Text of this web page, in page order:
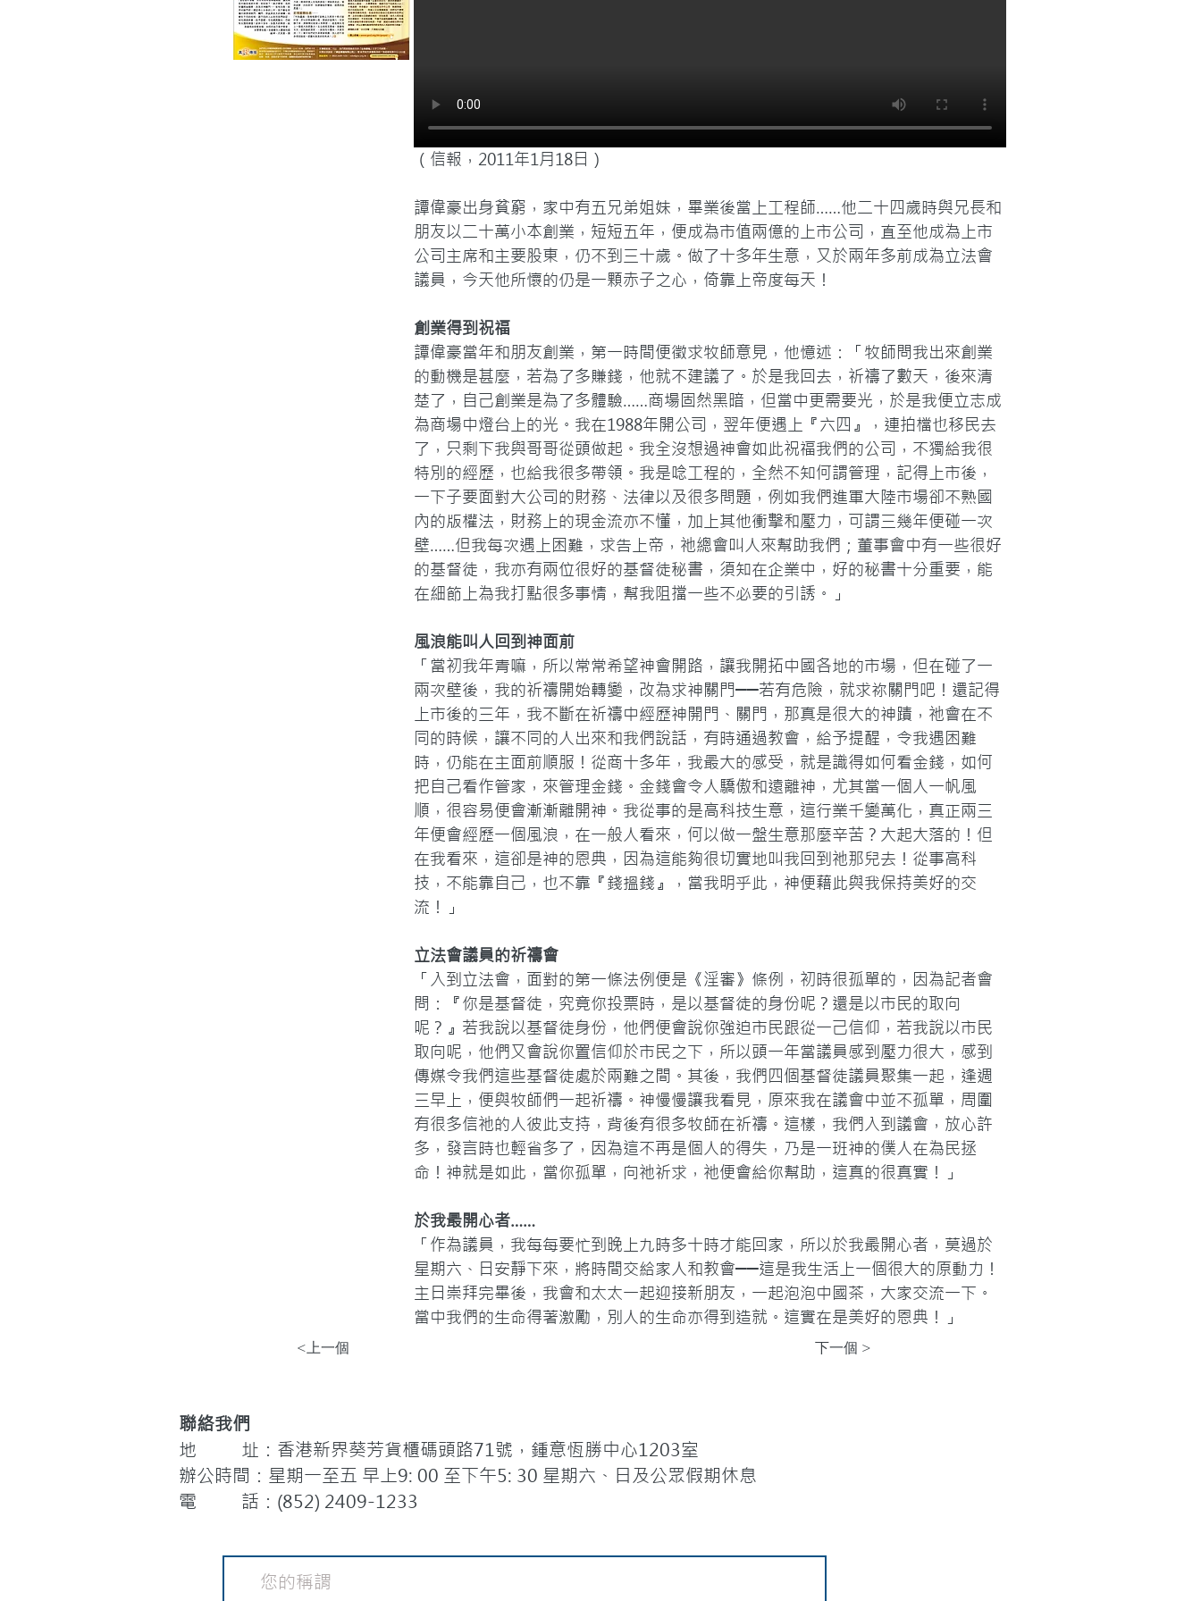
（信報，2011年1月18日）
譚偉豪出身貧窮，家中有五兄弟姐妹，畢業後當上工程師……他二十四歲時與兄長和
朋友以二十萬小本創業，短短五年，便成為市值兩億的上市公司，直至他成為上市
公司主席和主要股東，仍不到三十歲。做了十多年生意，又於兩年多前成為立法會
議員，今天他所懷的仍是一顆赤子之心，倚靠上帝度每天！
創業得到祝福
譚偉豪當年和朋友創業，第一時間便徵求牧師意見，他憶述：「牧師問我出來創業
的動機是甚麼，若為了多賺錢，他就不建議了。於是我回去，祈禱了數天，後來清
楚了，自己創業是為了多體驗……商場固然黑暗，但當中更需要光，於是我便立志成
為商場中燈台上的光。我在1988年開公司，翌年便遇上『六四』，連拍檔也移民去
了，只剩下我與哥哥從頭做起。我全沒想過神會如此祝福我們的公司，不獨給我很
特別的經歷，也給我很多帶領。我是唸工程的，全然不知何謂管理，記得上市後，
一下子要面對大公司的財務、法律以及很多問題，例如我們進軍大陸市場卻不熟國
內的版權法，財務上的現金流亦不懂，加上其他衝擊和壓力，可謂三幾年便碰一次
壁……但我每次遇上困難，求告上帝，祂總會叫人來幫助我們；董事會中有一些很好
的基督徒，我亦有兩位很好的基督徒秘書，須知在企業中，好的秘書十分重要，能
在細節上為我打點很多事情，幫我阻擋一些不必要的引誘。」
風浪能叫人回到神面前
「當初我年青嘛，所以常常希望神會開路，讓我開拓中國各地的市場，但在碰了一
兩次壁後，我的祈禱開始轉變，改為求神關門──若有危險，就求祢關門吧！還記得
上市後的三年，我不斷在祈禱中經歷神開門、關門，那真是很大的神蹟，祂會在不
同的時候，讓不同的人出來和我們說話，有時通過教會，給予提醒，令我遇困難
時，仍能在主面前順服！從商十多年，我最大的感受，就是識得如何看金錢，如何
把自己看作管家，來管理金錢。金錢會令人驕傲和遠離神，尤其當一個人一帆風
順，很容易便會漸漸離開神。我從事的是高科技生意，這行業千變萬化，真正兩三
年便會經歷一個風浪，在一般人看來，何以做一盤生意那麼辛苦？大起大落的！但
在我看來，這卻是神的恩典，因為這能夠很切實地叫我回到祂那兒去！從事高科
技，不能靠自己，也不靠『錢搵錢』，當我明乎此，神便藉此與我保持美好的交
流！」
立法會議員的祈禱會
「入到立法會，面對的第一條法例便是《淫審》條例，初時很孤單的，因為記者會
問：『你是基督徒，究竟你投票時，是以基督徒的身份呢？還是以市民的取向
呢？』若我說以基督徒身份，他們便會說你強迫市民跟從一己信仰，若我說以市民
取向呢，他們又會說你置信仰於市民之下，所以頭一年當議員感到壓力很大，感到
傳媒令我們這些基督徒處於兩難之間。其後，我們四個基督徒議員聚集一起，逢週
三早上，便與牧師們一起祈禱。神慢慢讓我看見，原來我在議會中並不孤單，周圍
有很多信祂的人彼此支持，背後有很多牧師在祈禱。這樣，我們入到議會，放心許
多，發言時也輕省多了，因為這不再是個人的得失，乃是一班神的僕人在為民拯
命！神就是如此，當你孤單，向祂祈求，祂便會給你幫助，這真的很真實！」
於我最開心者……
「作為議員，我每每要忙到晚上九時多十時才能回家，所以於我最開心者，莫過於
星期六、日安靜下來，將時間交給家人和教會──這是我生活上一個很大的原動力！
主日崇拜完畢後，我會和太太一起迎接新朋友，一起泡泡中國茶，大家交流一下。
當中我們的生命得著激勵，別人的生命亦得到造就。這實在是美好的恩典！」
<上一個 下一個 >
聯絡我們
地 址：香港新界葵芳貨櫃碼頭路71號，鍾意恆勝中心1203室
辦公時間：星期一至五 早上9: 00 至下午5: 30 星期六、日及公眾假期休息
電 話：(852) 2409-1233